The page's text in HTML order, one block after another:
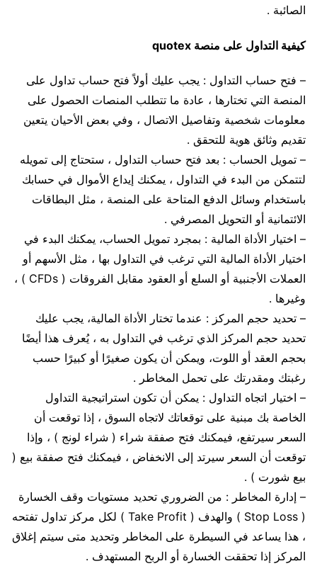
الصائبة .
كيفية التداول على منصة quotex
– فتح حساب التداول : يجب عليك أولاً فتح حساب تداول على
المنصة التي تختارها ، عادة ما تتطلب المنصات الحصول على
معلومات شخصية وتفاصيل الاتصال ، وفي بعض الأحيان يتعين
تقديم وثائق هوية للتحقق .
– تمويل الحساب : بعد فتح حساب التداول ، ستحتاج إلى تمويله
لتتمكن من البدء في التداول ، يمكنك إيداع الأموال في حسابك
باستخدام وسائل الدفع المتاحة على المنصة ، مثل البطاقات
الائتمانية أو التحويل المصرفي .
– اختيار الأداة المالية : بمجرد تمويل الحساب، يمكنك البدء في
اختيار الأداة المالية التي ترغب في التداول بها ، مثل الأسهم أو
العملات الأجنبية أو السلع أو العقود مقابل الفروقات ( CFDs ) ،
وغيرها .
– تحديد حجم المركز : عندما تختار الأداة المالية، يجب عليك
تحديد حجم المركز الذي ترغب في التداول به ، يُعرف هذا أيضًا
بحجم العقد أو اللوت، ويمكن أن يكون صغيرًا أو كبيرًا حسب
رغبتك ومقدرتك على تحمل المخاطر .
– اختيار اتجاه التداول : يمكن أن تكون استراتيجية التداول
الخاصة بك مبنية على توقعاتك لاتجاه السوق ، إذا توقعت أن
السعر سيرتفع، فيمكنك فتح صفقة شراء ( شراء لونج ) ، وإذا
توقعت أن السعر سيرتد إلى الانخفاض ، فيمكنك فتح صفقة بيع (
بيع شورت ) .
– إدارة المخاطر : من الضروري تحديد مستويات وقف الخسارة
( Stop Loss ) والهدف ( Take Profit ) لكل مركز تداول تفتحه
، هذا يساعد في السيطرة على المخاطر وتحديد متى سيتم إغلاق
المركز إذا تحققت الخسارة أو الربح المستهدف .